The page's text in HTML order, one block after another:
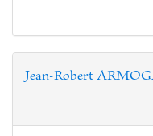
Jean-Robert